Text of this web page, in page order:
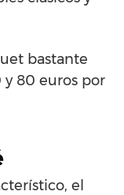
bastante
y 80 euros por
el